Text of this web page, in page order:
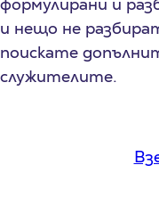
формулирани и
и нещо не
поискате
служителите.